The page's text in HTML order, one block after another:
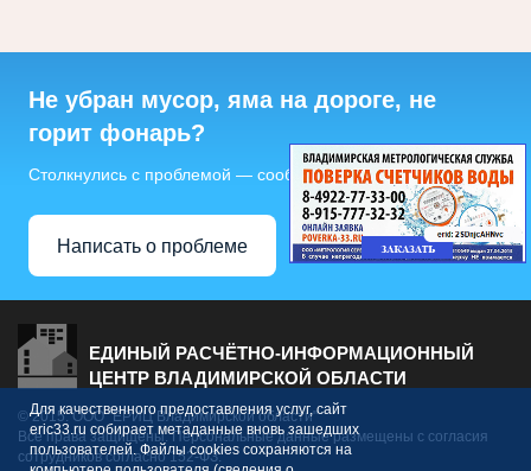
Не убран мусор, яма на дороге, не
горит фонарь?
Столкнулись с проблемой — сообщите о ней!
Написать о проблеме
ЕДИНЫЙ РАСЧЁТНО-ИНФОРМАЦИОННЫЙ
ЦЕНТР ВЛАДИМИРСКОЙ ОБЛАСТИ
© 2015. ООО "ЕРИЦ Владимирской области"
Все права защищены. Персональные данные размещены с согласия
сотрудников согласно 152-ФЗ.
Для качественного предоставления услуг, сайт
eric33.ru собирает метаданные вновь зашедших
пользователей. Файлы cookies сохраняются на